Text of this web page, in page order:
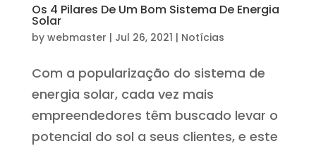
Os 4 Pilares De Um Bom Sistema De Energia
Solar
by webmaster | Jul 26, 2021 | Notícias
Com a popularização do sistema de
energia solar, cada vez mais
empreendedores têm buscado levar o
potencial do sol a seus clientes, e este